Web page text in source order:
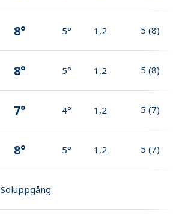
8° 5° 1,2 5 (8)
8° 5° 1,2 5 (8)
7° 4° 1,2 5 (7)
8° 5° 1,2 5 (7)
Soluppgång